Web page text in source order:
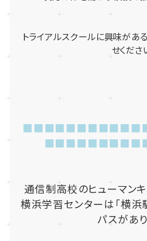
トライアルスクールに興味があ
せくださ
通信制高校のヒューマン
横浜学習センターは「横浜
パスがあ